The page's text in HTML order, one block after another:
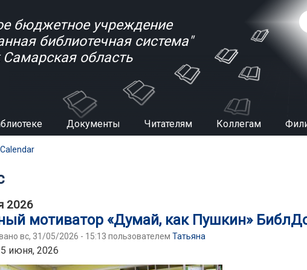
бюджетное учреждение
библиотечная система"
Самарская область
Документы Читателям Коллегам
Calendar
2026
мотиватор «Думай, как Пушкин»
вс, 31/05/2026 - 15:13 пользователем Татьяна
5 июня, 2026